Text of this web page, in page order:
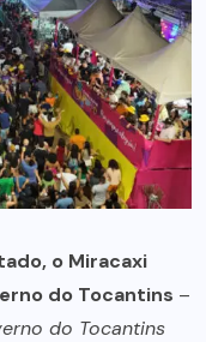
o Miracaxi
do Tocantins –
do Tocantins